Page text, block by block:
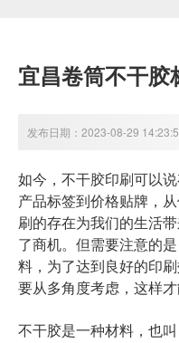
宜昌卷筒不干胶
发布日期：2023-08-29
如今，不干胶印刷可以
产品标签到价格贴牌，
刷的存在为我们的生活
了商机。但需要注意的
料，为了达到良好的印
要从多角度考虑，这样
不干胶是一种材料，也